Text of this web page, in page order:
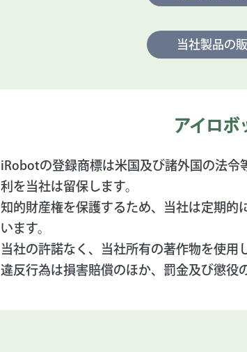
当社製品の
アイロボ
iRobotの登録商標は米国及び諸外国の法令
利を当社は留保します。
知的財産権を保護するため、当社は定期的
います。
当社の許諾なく、当社所有の著作物を使用
違反行為は損害賠償のほか、罰金及び懲役